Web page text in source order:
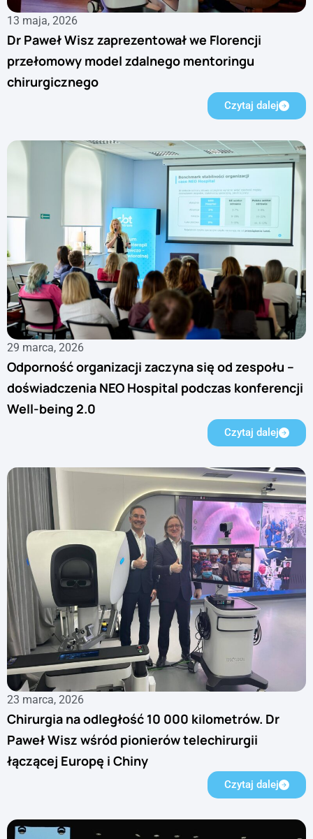
13 maja, 2026
Dr Paweł Wisz zaprezentował we Florencji
przełomowy model zdalnego mentoringu
chirurgicznego
Czytaj dalej
29 marca, 2026
Odporność organizacji zaczyna się od zespołu –
doświadczenia NEO Hospital podczas konferencji
Well-being 2.0
Czytaj dalej
23 marca, 2026
Chirurgia na odległość 10 000 kilometrów. Dr
Paweł Wisz wśród pionierów telechirurgii
łączącej Europę i Chiny
Czytaj dalej